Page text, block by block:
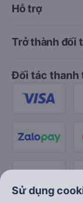
Hỗ trợ
Trở thành đối
Đối tác thanh
Sử dụng